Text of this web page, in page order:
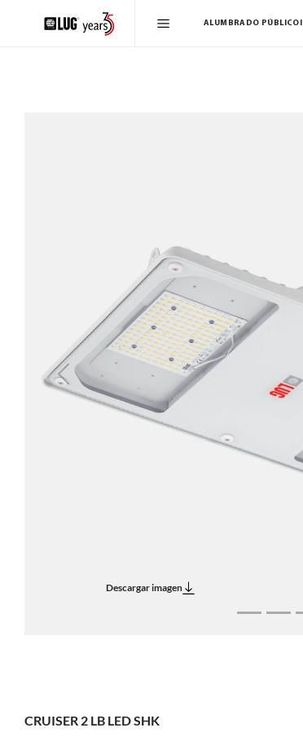
ALUMBRADO PÚBLICO
Previous
Descargar imagen
CRUISER 2 LB LED SHK